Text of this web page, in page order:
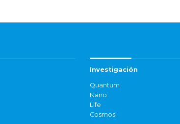
Investigación
Quantum
Nano
Life
Cosmos